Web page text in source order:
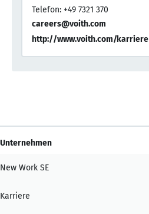
Telefon: +49 7321 370
careers@voith.com
http://www.voith.com/karriere
Unternehmen
New Work SE
Karriere